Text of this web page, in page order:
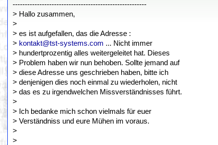
-------------------------------------------------------
> Hallo zusammen,
>
> es ist aufgefallen, das die Adresse :
> kontakt@tst-systems.com ... Nicht immer
> hundertprozentig alles weitergeleitet hat. Dieses
> Problem haben wir nun behoben. Sollte jemand auf
> diese Adresse uns geschrieben haben, bitte ich
> denjenigen dies noch einmal zu wiederholen, nicht
> das es zu irgendwelchen Missverständnisses führt.
>
> Ich bedanke mich schon vielmals für euer
> Verständniss und eure Mühen im voraus.
>
>